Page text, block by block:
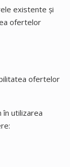
existente și
ofertelor
ofertelor
în utilizarea